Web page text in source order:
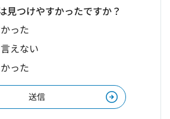
見つけやすかったですか？
った
えない
った